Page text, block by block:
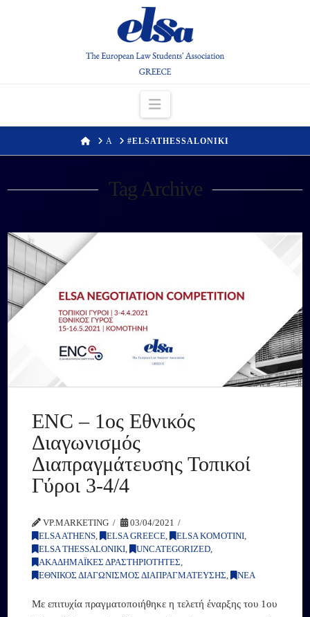
Navigation
HOME
Α #ELSATHESSALONIKI
Tag Archive
ENC – 1ος Εθνικός
Διαγωνισμός
Διαπραγμάτευσης Τοπικοί
Γύροι 3-4/4
VP.MARKETING
03/04/2021
ELSA ATHENS, ELSA GREECE, ELSA KOMOTINI,
ELSA THESSALONIKI, UNCATEGORIZED,
ΑΚΑΔΗΜΑΪΚΕΣ ΔΡΑΣΤΗΡΙΟΤΗΤΕΣ,
ΕΘΝΙΚΟΣ ΔΙΑΓΩΝΙΣΜΟΣ ΔΙΑΠΡΑΓΜΑΤΕΥΣΗΣ, ΝΕΑ
Με επιτυχία πραγματοποιήθηκε η τελετή έναρξης του 1ου